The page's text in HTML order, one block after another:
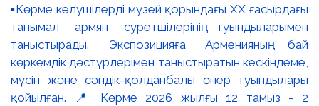
▪️Көрме келушілерді музей қорындағы ХХ ғасырдағы
танымал армян суретшілерінің туындыларымен
таныстырады. Экспозицияға Арменияның бай
көркемдік дәстүрлерімен таныстыратын кескіндеме,
мүсін және сәндік-қолданбалы өнер туындылары
қойылған. 📍 Көрме 2026 жылғы 12 тамыз - 2